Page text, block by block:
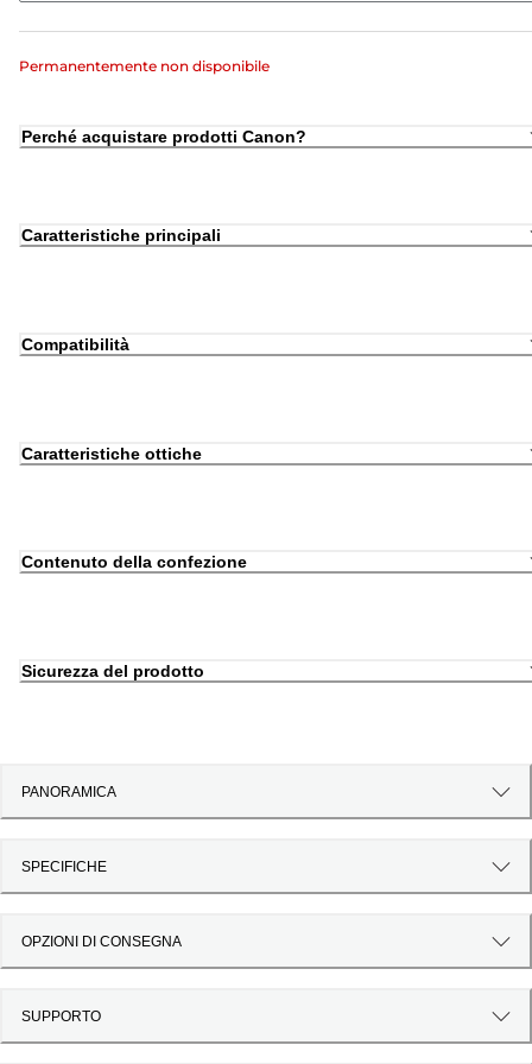
Permanentemente non disponibile
Perché acquistare prodotti Canon?
Caratteristiche principali
Compatibilità
Caratteristiche ottiche
Contenuto della confezione
Sicurezza del prodotto
PANORAMICA
SPECIFICHE
OPZIONI DI CONSEGNA
SUPPORTO